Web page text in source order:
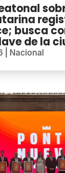
busca
de la
Nacional